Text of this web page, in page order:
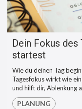
Dein Fokus
startest
Wie du deinen Tag
Tagesfokus wirkt wie
und hilft dir, Ablenkung
PLANUNG